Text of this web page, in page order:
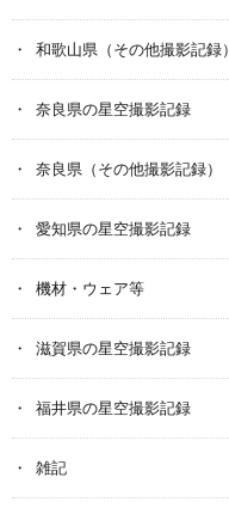
和歌山県（その他撮影記録）
奈良県の星空撮影記録
奈良県（その他撮影記録）
愛知県の星空撮影記録
機材・ウェア等
滋賀県の星空撮影記録
福井県の星空撮影記録
雑記